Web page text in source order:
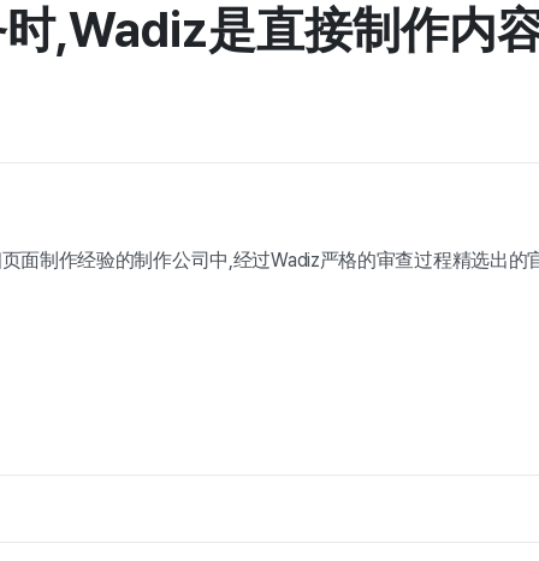
,Wadiz是直接制作内
面制作经验的制作公司中,经过Wadiz严格的审查过程精选出的